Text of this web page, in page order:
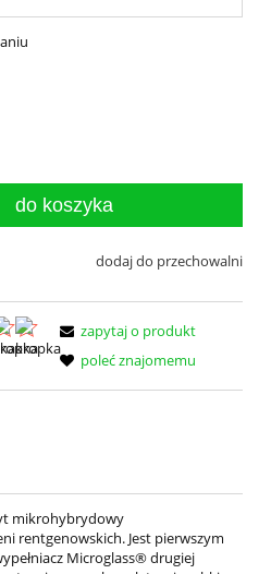
do koszyka
dodaj do przechowalni
zapytaj o produkt
poleć znajomemu
mikrohybrydowy
rentgenowskich. Jest pierwszym
Microglass® drugiej